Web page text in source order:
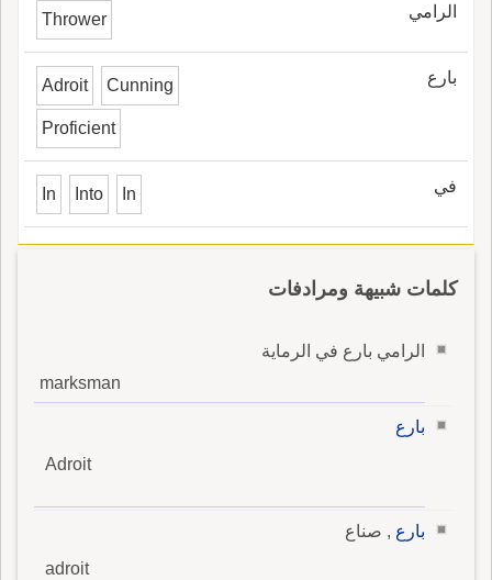
الرامي Thrower
بارع Adroit Cunning
Proficient
في In Into In
كلمات شبيهة ومرادفات
الرامي بارع في الرماية
marksman
بارع
Adroit
بارع , صناع
adroit